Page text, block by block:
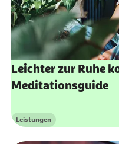
Leichter zur Ruhe
Meditationsguide
Kategorie
Leistungen